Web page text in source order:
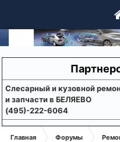
Слесарный и кузовной
и запчасти в БЕЛЯЕВО
(495)-222-6064
Главная Форумы